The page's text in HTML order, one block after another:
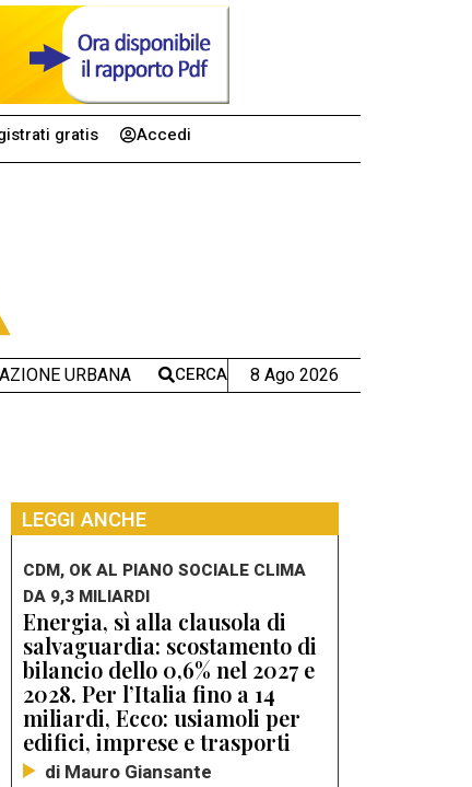
gratis Accedi
URBANA CERCA 8 Ago 2026
LEGGI ANCHE
CDM, OK AL PIANO SOCIALE CLIMA
DA 9,3 MILIARDI
Energia, sì alla clausola di
salvaguardia: scostamento di
bilancio dello 0,6% nel 2027 e
2028. Per l’Italia fino a 14
miliardi, Ecco: usiamoli per
edifici, imprese e trasporti
di Mauro Giansante